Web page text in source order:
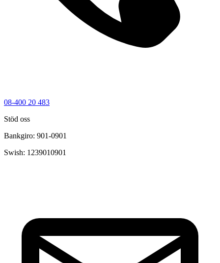
08-400 20 483
Stöd oss
Bankgiro: 901-0901
Swish: 1239010901